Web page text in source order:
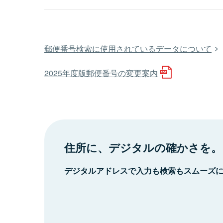
郵便番号検索に使用されているデータについて
2025年度版郵便番号の変更案内
住所に、デジタルの確かさを。
デジタルアドレスで入力も検索もスムーズ